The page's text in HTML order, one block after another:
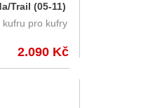
Trail (05-11)
Givi
kufru pro kufry
2.090 Kč